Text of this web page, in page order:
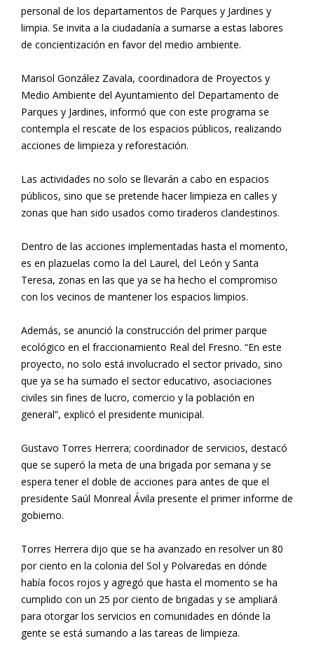
personal de los departamentos de Parques y Jardines y
limpia. Se invita a la ciudadanía a sumarse a estas labores
de concientización en favor del medio ambiente.
Marisol González Zavala, coordinadora de Proyectos y
Medio Ambiente del Ayuntamiento del Departamento de
Parques y Jardines, informó que con este programa se
contempla el rescate de los espacios públicos, realizando
acciones de limpieza y reforestación.
Las actividades no solo se llevarán a cabo en espacios
públicos, sino que se pretende hacer limpieza en calles y
zonas que han sido usados como tiraderos clandestinos.
Dentro de las acciones implementadas hasta el momento,
es en plazuelas como la del Laurel, del León y Santa
Teresa, zonas en las que ya se ha hecho el compromiso
con los vecinos de mantener los espacios limpios.
Además, se anunció la construcción del primer parque
ecológico en el fraccionamiento Real del Fresno. “En este
proyecto, no solo está involucrado el sector privado, sino
que ya se ha sumado el sector educativo, asociaciones
civiles sin fines de lucro, comercio y la población en
general”, explicó el presidente municipal.
Gustavo Torres Herrera; coordinador de servicios, destacó
que se superó la meta de una brigada por semana y se
espera tener el doble de acciones para antes de que el
presidente Saúl Monreal Ávila presente el primer informe de
gobierno.
Torres Herrera dijo que se ha avanzado en resolver un 80
por ciento en la colonia del Sol y Polvaredas en dónde
había focos rojos y agregó que hasta el momento se ha
cumplido con un 25 por ciento de brigadas y se ampliará
para otorgar los servicios en comunidades en dónde la
gente se está sumando a las tareas de limpieza.